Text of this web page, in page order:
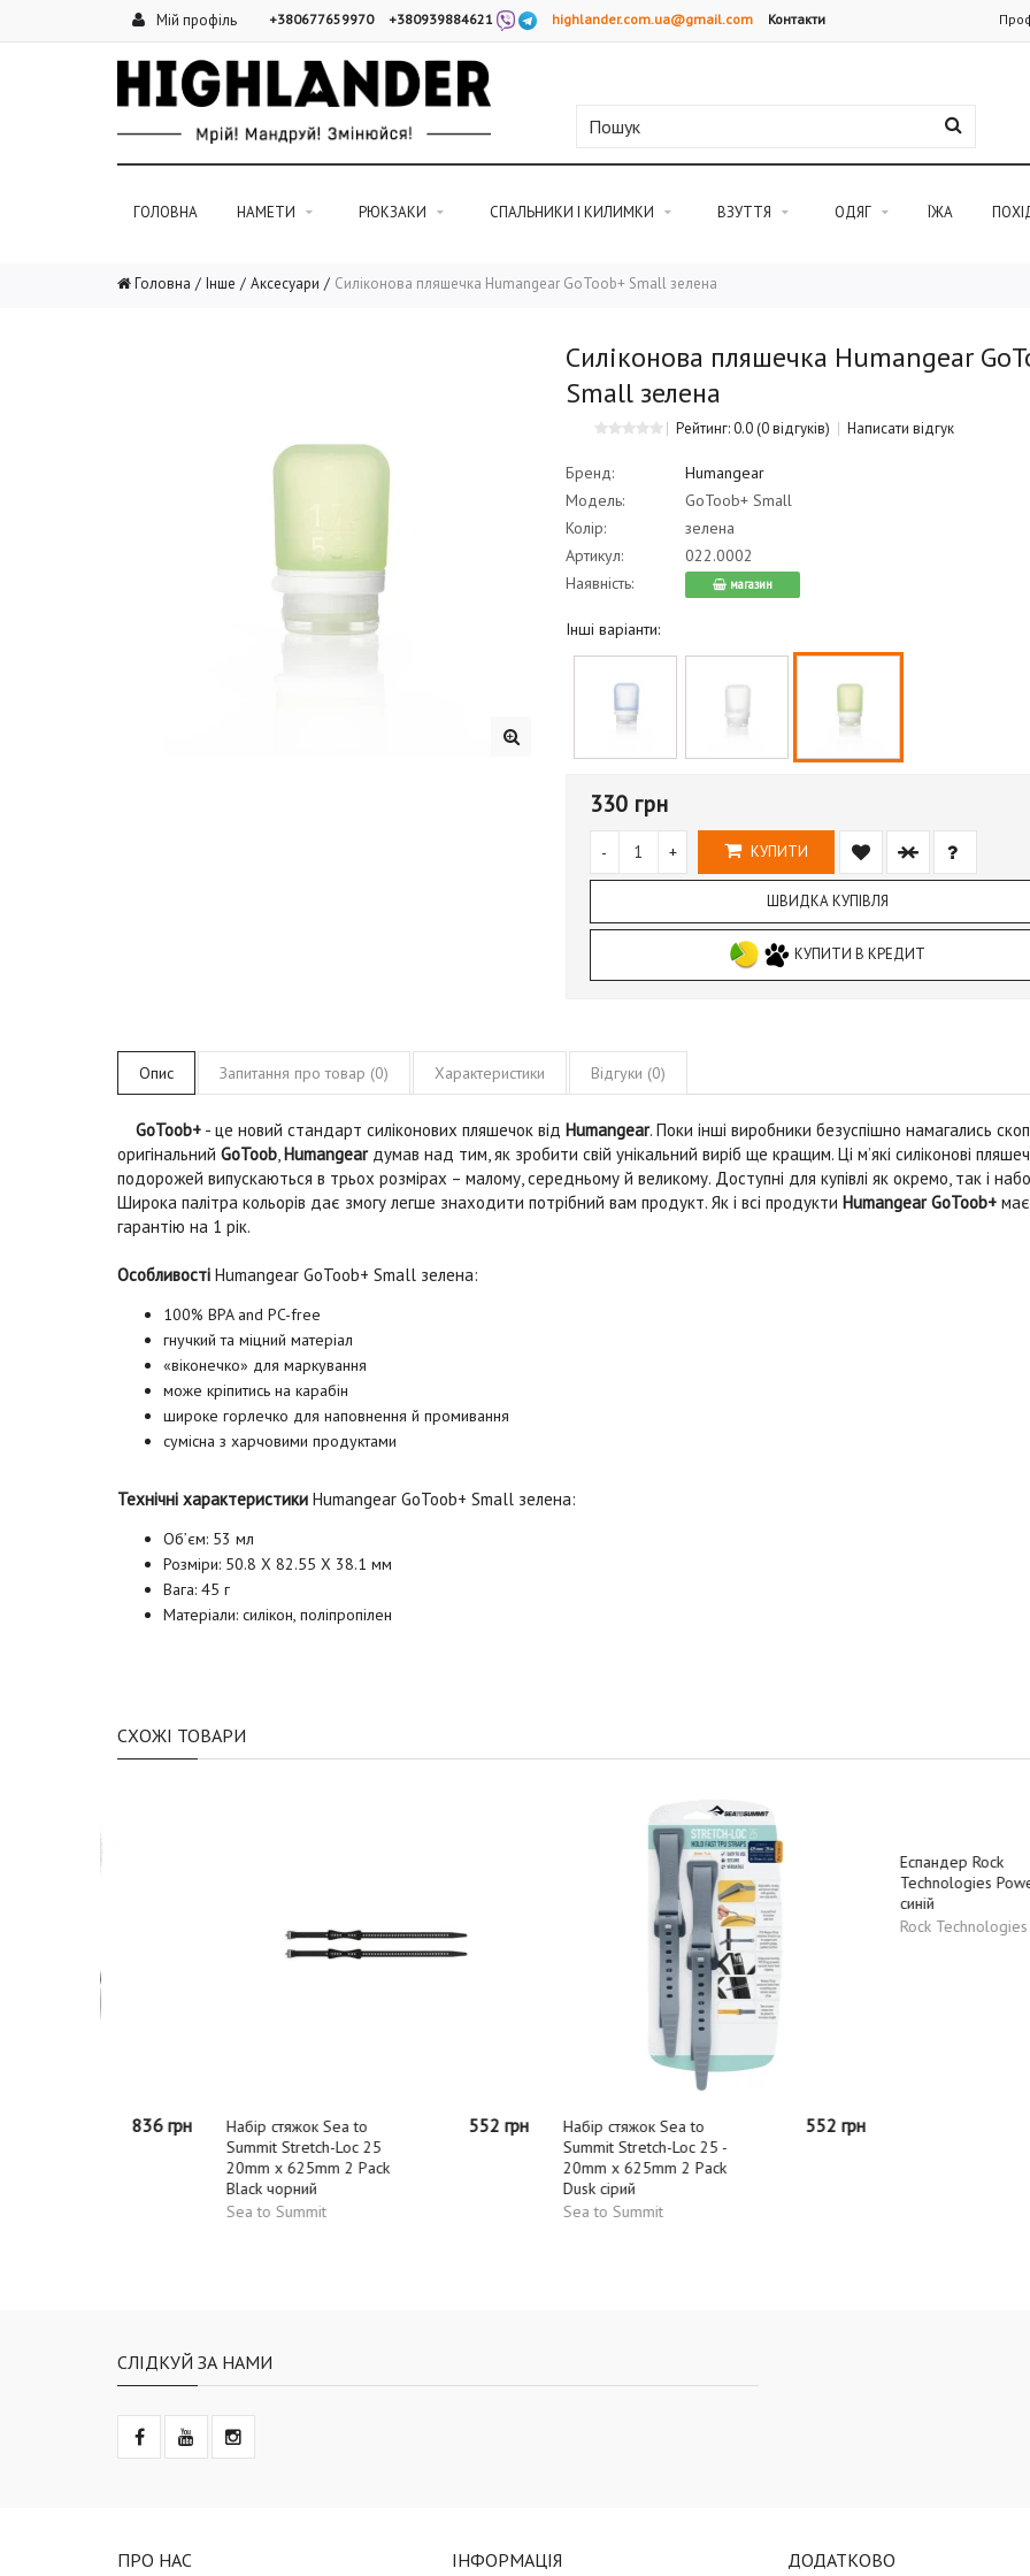
Мій профіль +380677659970 +380939884621 highlander.com.ua@gmail.com Контакти
ГОЛОВНА НАМЕТИ РЮКЗАКИ СПАЛЬНИКИ І КИЛИМКИ ВЗУТТЯ ОДЯГ ЇЖА
Головна Інше Аксесуари Силіконова пляшечка Humangear GoToob+ Small зелена
Силіконова пляшечка Humangear
Small зелена
Рейтинг: 0.0(0 відгуків) Написати відгук
Бренд:
Humangear
Модель:
GoToob+ Small
Колір:
зелена
Артикул:
022.0002
Наявність:
магазин
Інші варіанти:
330 грн
- + КУПИТИ
ШВИДКА КУПІВЛЯ
КУПИТИ В КРЕДИТ
Опис Запитання про товар (0) Характеристики Відгуки (0)
GoToob+ - це новий стандарт силіконових пляшечок від Humangear. Поки інші виробники безуспішно намагались
оригінальний GoToob Humangear думав над тим, як зробити свій унікальний виріб ще кращим. Ці м’які силіконові
подорожей випускаються в трьох розмірах – малому, середньому й великому. Доступні для купівлі як окремо, так і
Широка палітра кольорів дає змогу легше знаходити потрібний вам продукт. Як і всі продукти Humangear GoToob+ має
гарантію на 1 рік.
Особливості Humangear GoToob+ Small зелена:
100% BPA and PC-free
гнучкий та міцний матеріал
«віконечко» для маркування
може кріпитись на карабін
широке горлечко для наповнення й промивання
сумісна з харчовими продуктами
Технічні характеристики Humangear GoToob+ Small зелена:
Об’єм: 53 мл
Розміри: 50.8 X 82.55 X 38.1 мм
Вага: 45 г
Матеріали: силікон, поліпропілен
СХОЖІ ТОВАРИ
Набір стяжок Sea to
Summit Stretch-Loc 25
20mm x 625mm 2 Pack
552 грн
Набір стяжок Sea to
Summit Stretch-Loc 25 -
20mm x 625mm 2 Pack
552 грн
Еспандер Rock
СЛІДКУЙ ЗА НАМИ
ПРО НАС ІНФОРМАЦІЯ ДОДАТКОВО